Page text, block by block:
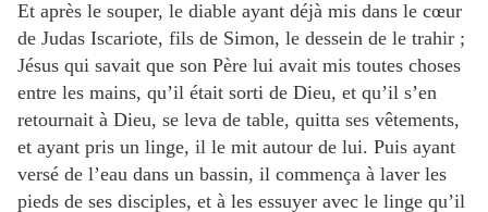
Et après le souper, le diable ayant déjà mis dans le cœur
de Judas Iscariote, fils de Simon, le dessein de le trahir ;
Jésus qui savait que son Père lui avait mis toutes choses
entre les mains, qu’il était sorti de Dieu, et qu’il s’en
retournait à Dieu, se leva de table, quitta ses vêtements,
et ayant pris un linge, il le mit autour de lui. Puis ayant
versé de l’eau dans un bassin, il commença à laver les
pieds de ses disciples, et à les essuyer avec le linge qu’il